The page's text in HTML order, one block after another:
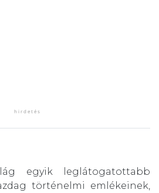
egyik leglátogatottabb
történelmi emlékeinek,